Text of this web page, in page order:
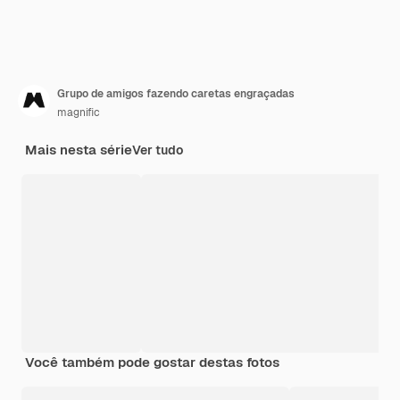
Grupo de amigos fazendo caretas engraçadas
magnific
Mais nesta sérieVer tudo
Você também pode gostar destas fotos